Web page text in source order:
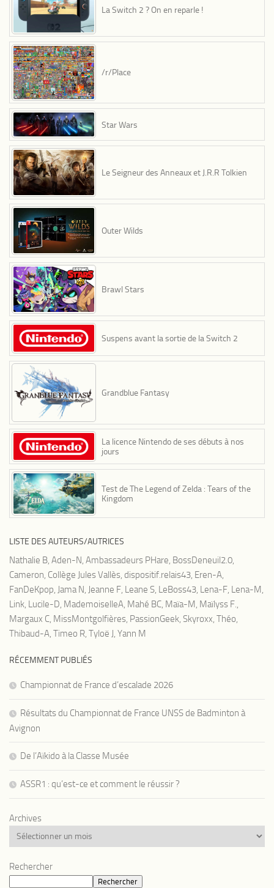
La Switch 2 ? On en reparle !
/r/Place
Star Wars
Le Seigneur des Anneaux et J.R.R Tolkien
Outer Wilds
Brawl Stars
Suspens avant la sortie de la Switch 2
Grandblue Fantasy
La licence Nintendo de ses débuts à nos
jours
Test de The Legend of Zelda : Tears of the
Kingdom
LISTE DES AUTEURS/AUTRICES
Nathalie B, Aden-N, Ambassadeurs PHare, BossDeneuil2.0,
Cameron, Collège Jules Vallès, dispositif.relais43, Eren-A,
FanDeKpop, Jama N, Jeanne F, Leane S, LeBoss43, Lena-F, Lena-M,
Link, Lucile-D, MademoiselleA, Mahé BC, Maïa-M, Maïlyss F.,
Margaux C, MissMontgolfières, PassionGeek, Skyroxx, Théo,
Thibaud-A, Timeo R, Tyloë J, Yann M
RÉCEMMENT PUBLIÉS
Championnat de France d’escalade 2026
Résultats du Championnat de France UNSS de Badminton à
Avignon
De l’Aïkido à la Classe Musée
ASSR1 : qu’est-ce et comment le réussir ?
Archives
Rechercher
Rechercher